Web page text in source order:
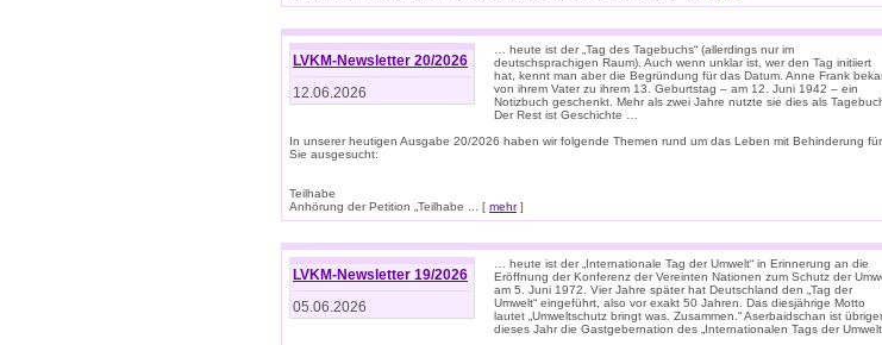
LVKM-Newsletter 20/2026
12.06.2026
… heute ist der „Tag des Tagebuchs“ (allerdings nur im
deutschsprachigen Raum). Auch wenn unklar ist, wer den Tag initiiert
hat, kennt man aber die Begründung für das Datum. Anne Frank
von ihrem Vater zu ihrem 13. Geburtstag – am 12. Juni 1942 – ein
Notizbuch geschenkt. Mehr als zwei Jahre nutzte sie dies als
Der Rest ist Geschichte …
In unserer heutigen Ausgabe 20/2026 haben wir folgende Themen rund um das Leben mit Behinderung für
Sie ausgesucht:
Teilhabe
Anhörung der Petition „Teilhabe ... [ mehr]
LVKM-Newsletter 19/2026
05.06.2026
… heute ist der „Internationale Tag der Umwelt“ in Erinnerung an die
Eröffnung der Konferenz der Vereinten Nationen zum Schutz der
am 5. Juni 1972. Vier Jahre später hat Deutschland den „Tag der
Umwelt“ eingeführt, also vor exakt 50 Jahren. Das diesjährige Motto
lautet „Umweltschutz bringt was. Zusammen.“ Aserbaidschan ist
dieses Jahr die Gastgebernation des „Internationalen Tags der